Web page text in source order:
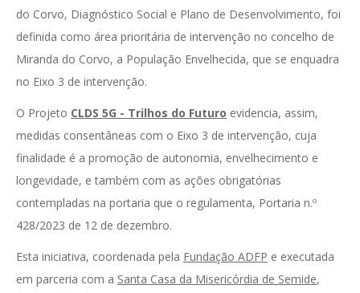
do Corvo, Diagnóstico Social e Plano de Desenvolvimento, foi
definida como área prioritária de intervenção no concelho de
Miranda do Corvo, a População Envelhecida, que se enquadra
no Eixo 3 de intervenção.
O Projeto CLDS 5G - Trilhos do Futuro evidencia, assim,
medidas consentâneas com o Eixo 3 de intervenção, cuja
finalidade é a promoção de autonomia, envelhecimento e
longevidade, e também com as ações obrigatórias
contempladas na portaria que o regulamenta, Portaria n.º
428/2023 de 12 de dezembro.
Esta iniciativa, coordenada pela Fundação ADFP e executada
em parceria com a Santa Casa da Misericórdia de Semide,